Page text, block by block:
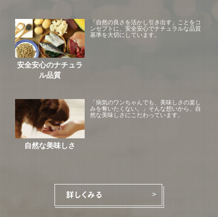
安全安心のナチュラ
ル品質
「自然の良さを活かし引き出す」ことをコ
ンセプトに、安全安心でナチュラルな品質
基準を大切にしています。
自然な美味しさ
「病気のワンちゃんでも、美味しさの楽し
みを奪いたくない。」そんな想いから、自
然な美味しさにこだわっています。